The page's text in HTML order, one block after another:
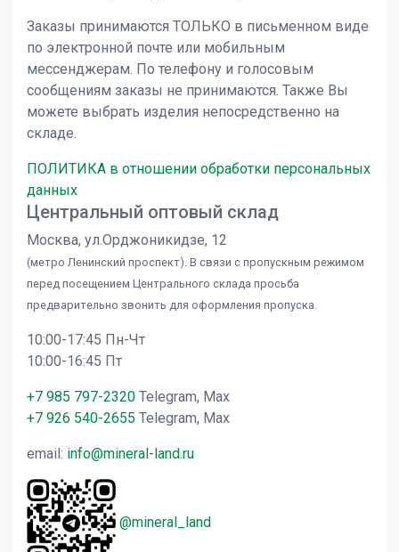
Заказы принимаются ТОЛЬКО в письменном виде
по электронной почте или мобильным
мессенджерам. По телефону и голосовым
сообщениям заказы не принимаются. Также Вы
можете выбрать изделия непосредственно на
складе.
ПОЛИТИКА в отношении обработки персональных
данных
Центральный оптовый склад
Москва, ул.Орджоникидзе, 12
(метро Ленинский проспект). В связи с пропускным режимом
перед посещением Центрального склада просьба
предварительно звонить для оформления пропуска.
10:00-17:45 Пн-Чт
10:00-16:45 Пт
+7 985 797-2320 Telegram, Max
+7 926 540-2655 Telegram, Max
email: info@mineral-land.ru
@mineral_land